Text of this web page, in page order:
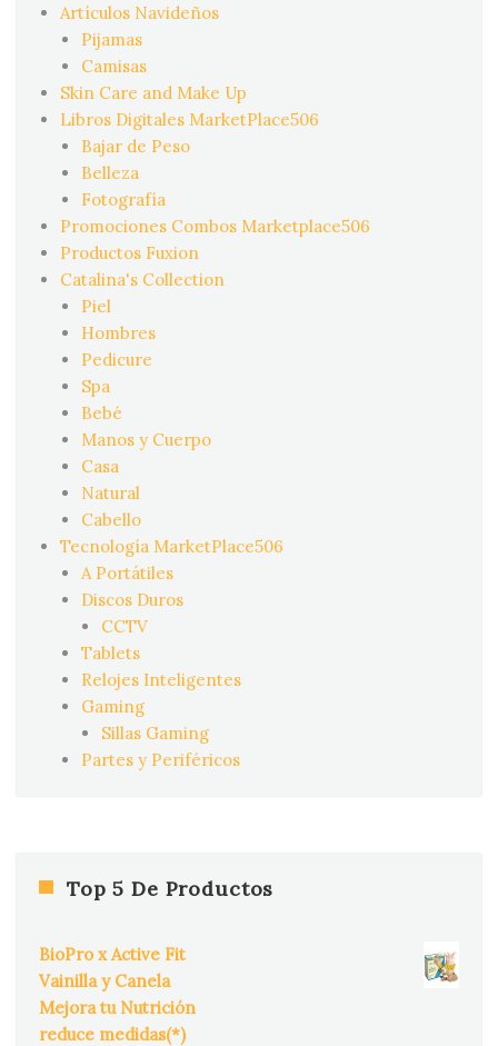
Artículos Navideños
Pijamas
Camisas
Skin Care and Make Up
Libros Digitales MarketPlace506
Bajar de Peso
Belleza
Fotografía
Promociones Combos Marketplace506
Productos Fuxion
Catalina's Collection
Piel
Hombres
Pedicure
Spa
Bebé
Manos y Cuerpo
Casa
Natural
Cabello
Tecnología MarketPlace506
A Portátiles
Discos Duros
CCTV
Tablets
Relojes Inteligentes
Gaming
Sillas Gaming
Partes y Periféricos
Top 5 De Productos
BioPro x Active Fit
Vainilla y Canela
Mejora tu Nutrición
reduce medidas(*)